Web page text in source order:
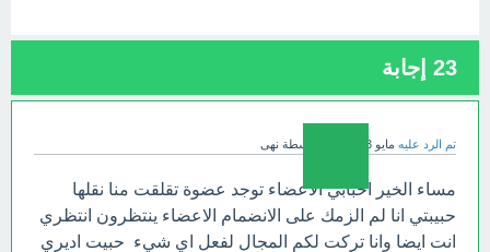
23 إجابة
تم الرد عليه مايو 13، 2018 بواسطة نهى
مساء الخير احبابي الاعضاء توجد عضوة تقلقت منا نقلها
حبيبتي انا لم الزمك على الانضمام الاعضاء ينتظرون انتظري
انت ايضا وانا تركت لكم المجال لفعل اي شيء حبيت اديري